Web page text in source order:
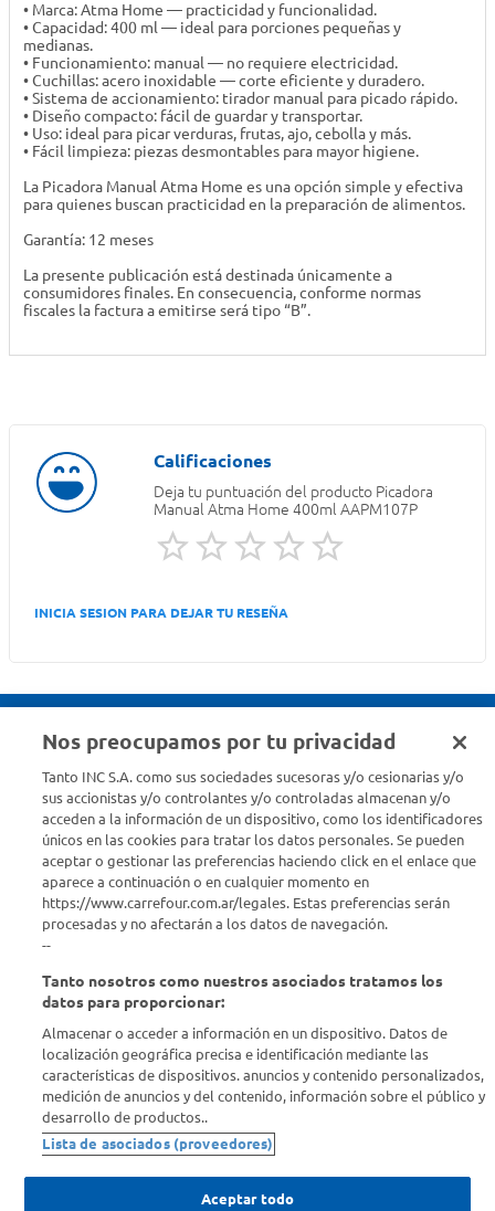
• Marca: Atma Home — practicidad y funcionalidad.
• Capacidad: 400 ml — ideal para porciones pequeñas y
medianas.
• Funcionamiento: manual — no requiere electricidad.
• Cuchillas: acero inoxidable — corte eficiente y duradero.
• Sistema de accionamiento: tirador manual para picado rápido.
• Diseño compacto: fácil de guardar y transportar.
• Uso: ideal para picar verduras, frutas, ajo, cebolla y más.
• Fácil limpieza: piezas desmontables para mayor higiene.
La Picadora Manual Atma Home es una opción simple y efectiva
para quienes buscan practicidad en la preparación de alimentos.
Garantía: 12 meses
La presente publicación está destinada únicamente a
consumidores finales. En consecuencia, conforme normas
fiscales la factura a emitirse será tipo “B”.
Deja tu puntuación del producto Picadora
Manual Atma Home 400ml AAPM107P
INICIA SESION PARA DEJAR TU RESEÑA
Estamos para ayudarte
¿Tenés una consulta? Comunicate con nosotros acá
Descubrí Carrefour
Conocenos
Info útil
Comprá Online
Nos preocupamos por tu privacidad
Tanto INC S.A. como sus sociedades sucesoras y/o cesionarias y/o
sus accionistas y/o controlantes y/o controladas almacenan y/o
acceden a la información de un dispositivo, como los identificadores
únicos en las cookies para tratar los datos personales. Se pueden
aceptar o gestionar las preferencias haciendo click en el enlace que
aparece a continuación o en cualquier momento en
https://www.carrefour.com.ar/legales. Estas preferencias serán
procesadas y no afectarán a los datos de navegación.
--
Tanto nosotros como nuestros asociados tratamos los
datos para proporcionar:
Almacenar o acceder a información en un dispositivo. Datos de
localización geográfica precisa e identificación mediante las
características de dispositivos. anuncios y contenido personalizados,
medición de anuncios y del contenido, información sobre el público y
desarrollo de productos..
Lista de asociados (proveedores)
Aceptar todo